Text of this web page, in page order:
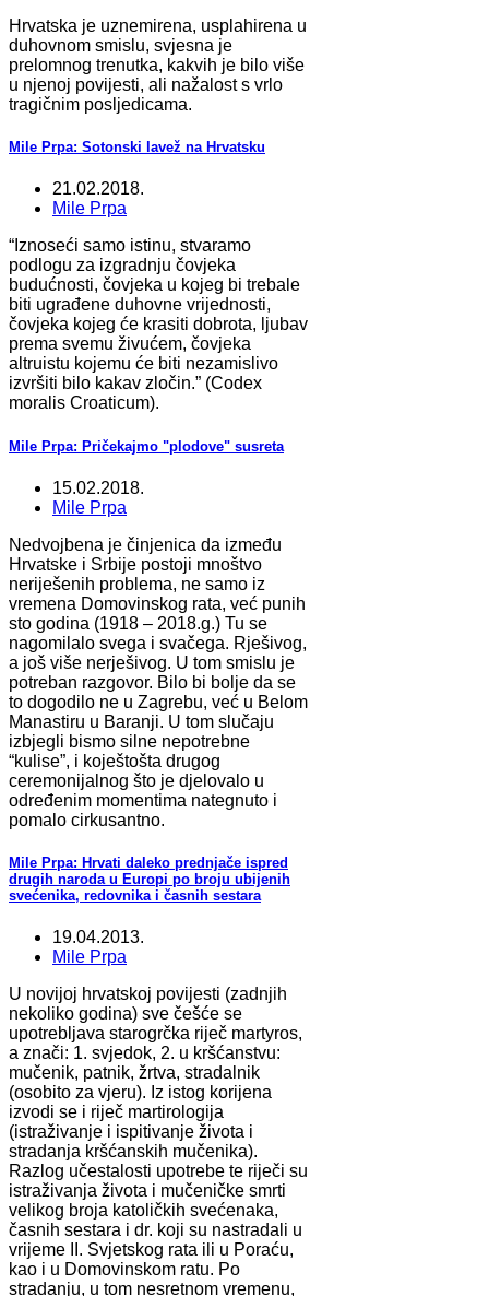
Hrvatska je uznemirena, usplahirena u
duhovnom smislu, svjesna je
prelomnog trenutka, kakvih je bilo više
u njenoj povijesti, ali nažalost s vrlo
tragičnim posljedicama.
Mile Prpa: Sotonski lavež na Hrvatsku
21.02.2018.
Mile Prpa
“Iznoseći samo istinu, stvaramo
podlogu za izgradnju čovjeka
budućnosti, čovjeka u kojeg bi trebale
biti ugrađene duhovne vrijednosti,
čovjeka kojeg će krasiti dobrota, ljubav
prema svemu živućem, čovjeka
altruistu kojemu će biti nezamislivo
izvršiti bilo kakav zločin.” (Codex
moralis Croaticum).
Mile Prpa: Pričekajmo "plodove" susreta
15.02.2018.
Mile Prpa
Nedvojbena je činjenica da između
Hrvatske i Srbije postoji mnoštvo
neriješenih problema, ne samo iz
vremena Domovinskog rata, već punih
sto godina (1918 – 2018.g.) Tu se
nagomilalo svega i svačega. Rješivog,
a još više nerješivog. U tom smislu je
potreban razgovor. Bilo bi bolje da se
to dogodilo ne u Zagrebu, već u Belom
Manastiru u Baranji. U tom slučaju
izbjegli bismo silne nepotrebne
“kulise”, i koještošta drugog
ceremonijalnog što je djelovalo u
određenim momentima nategnuto i
pomalo cirkusantno.
Mile Prpa: Hrvati daleko prednjače ispred
drugih naroda u Europi po broju ubijenih
svećenika, redovnika i časnih sestara
19.04.2013.
Mile Prpa
U novijoj hrvatskoj povijesti (zadnjih
nekoliko godina) sve češće se
upotrebljava starogrčka riječ martyros,
a znači: 1. svjedok, 2. u kršćanstvu:
mučenik, patnik, žrtva, stradalnik
(osobito za vjeru). Iz istog korijena
izvodi se i riječ martirologija
(istraživanje i ispitivanje života i
stradanja kršćanskih mučenika).
Razlog učestalosti upotrebe te riječi su
istraživanja života i mučeničke smrti
velikog broja katoličkih svećenaka,
časnih sestara i dr. koji su nastradali u
vrijeme II. Svjetskog rata ili u Poraću,
kao i u Domovinskom ratu. Po
stradanju, u tom nesretnom vremenu,